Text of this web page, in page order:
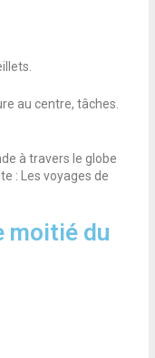
au centre, tâches.
à travers le globe
: Les voyages de
moitié du